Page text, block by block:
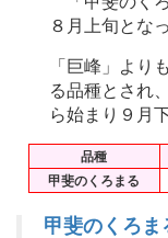
８月上旬とな
「巨峰」より
る品種とされ
ら始まり９月
品種
甲斐のくろまる
甲斐のくろ